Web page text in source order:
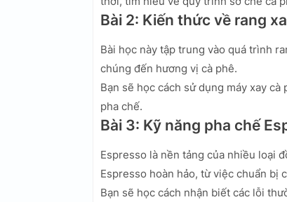
Bài 2: Kiến thức về rang
Bài học này tập trung vào quá trình
chúng đến hương vị cà phê.
Bạn sẽ học cách sử dụng máy xay
pha chế.
Bài 3: Kỹ năng pha chế
Espresso là nền tảng của nhiều loại
Espresso hoàn hảo, từ việc chuẩn bị
Bạn sẽ học cách nhận biết các lỗi